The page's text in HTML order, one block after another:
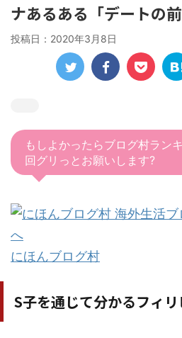
ナあるある「デートの
投稿日： 2020年3月8日
もしよかったらブログ村ラン
回グリっとお願いします?
にほんブログ村
S子を通じて分かるフィ